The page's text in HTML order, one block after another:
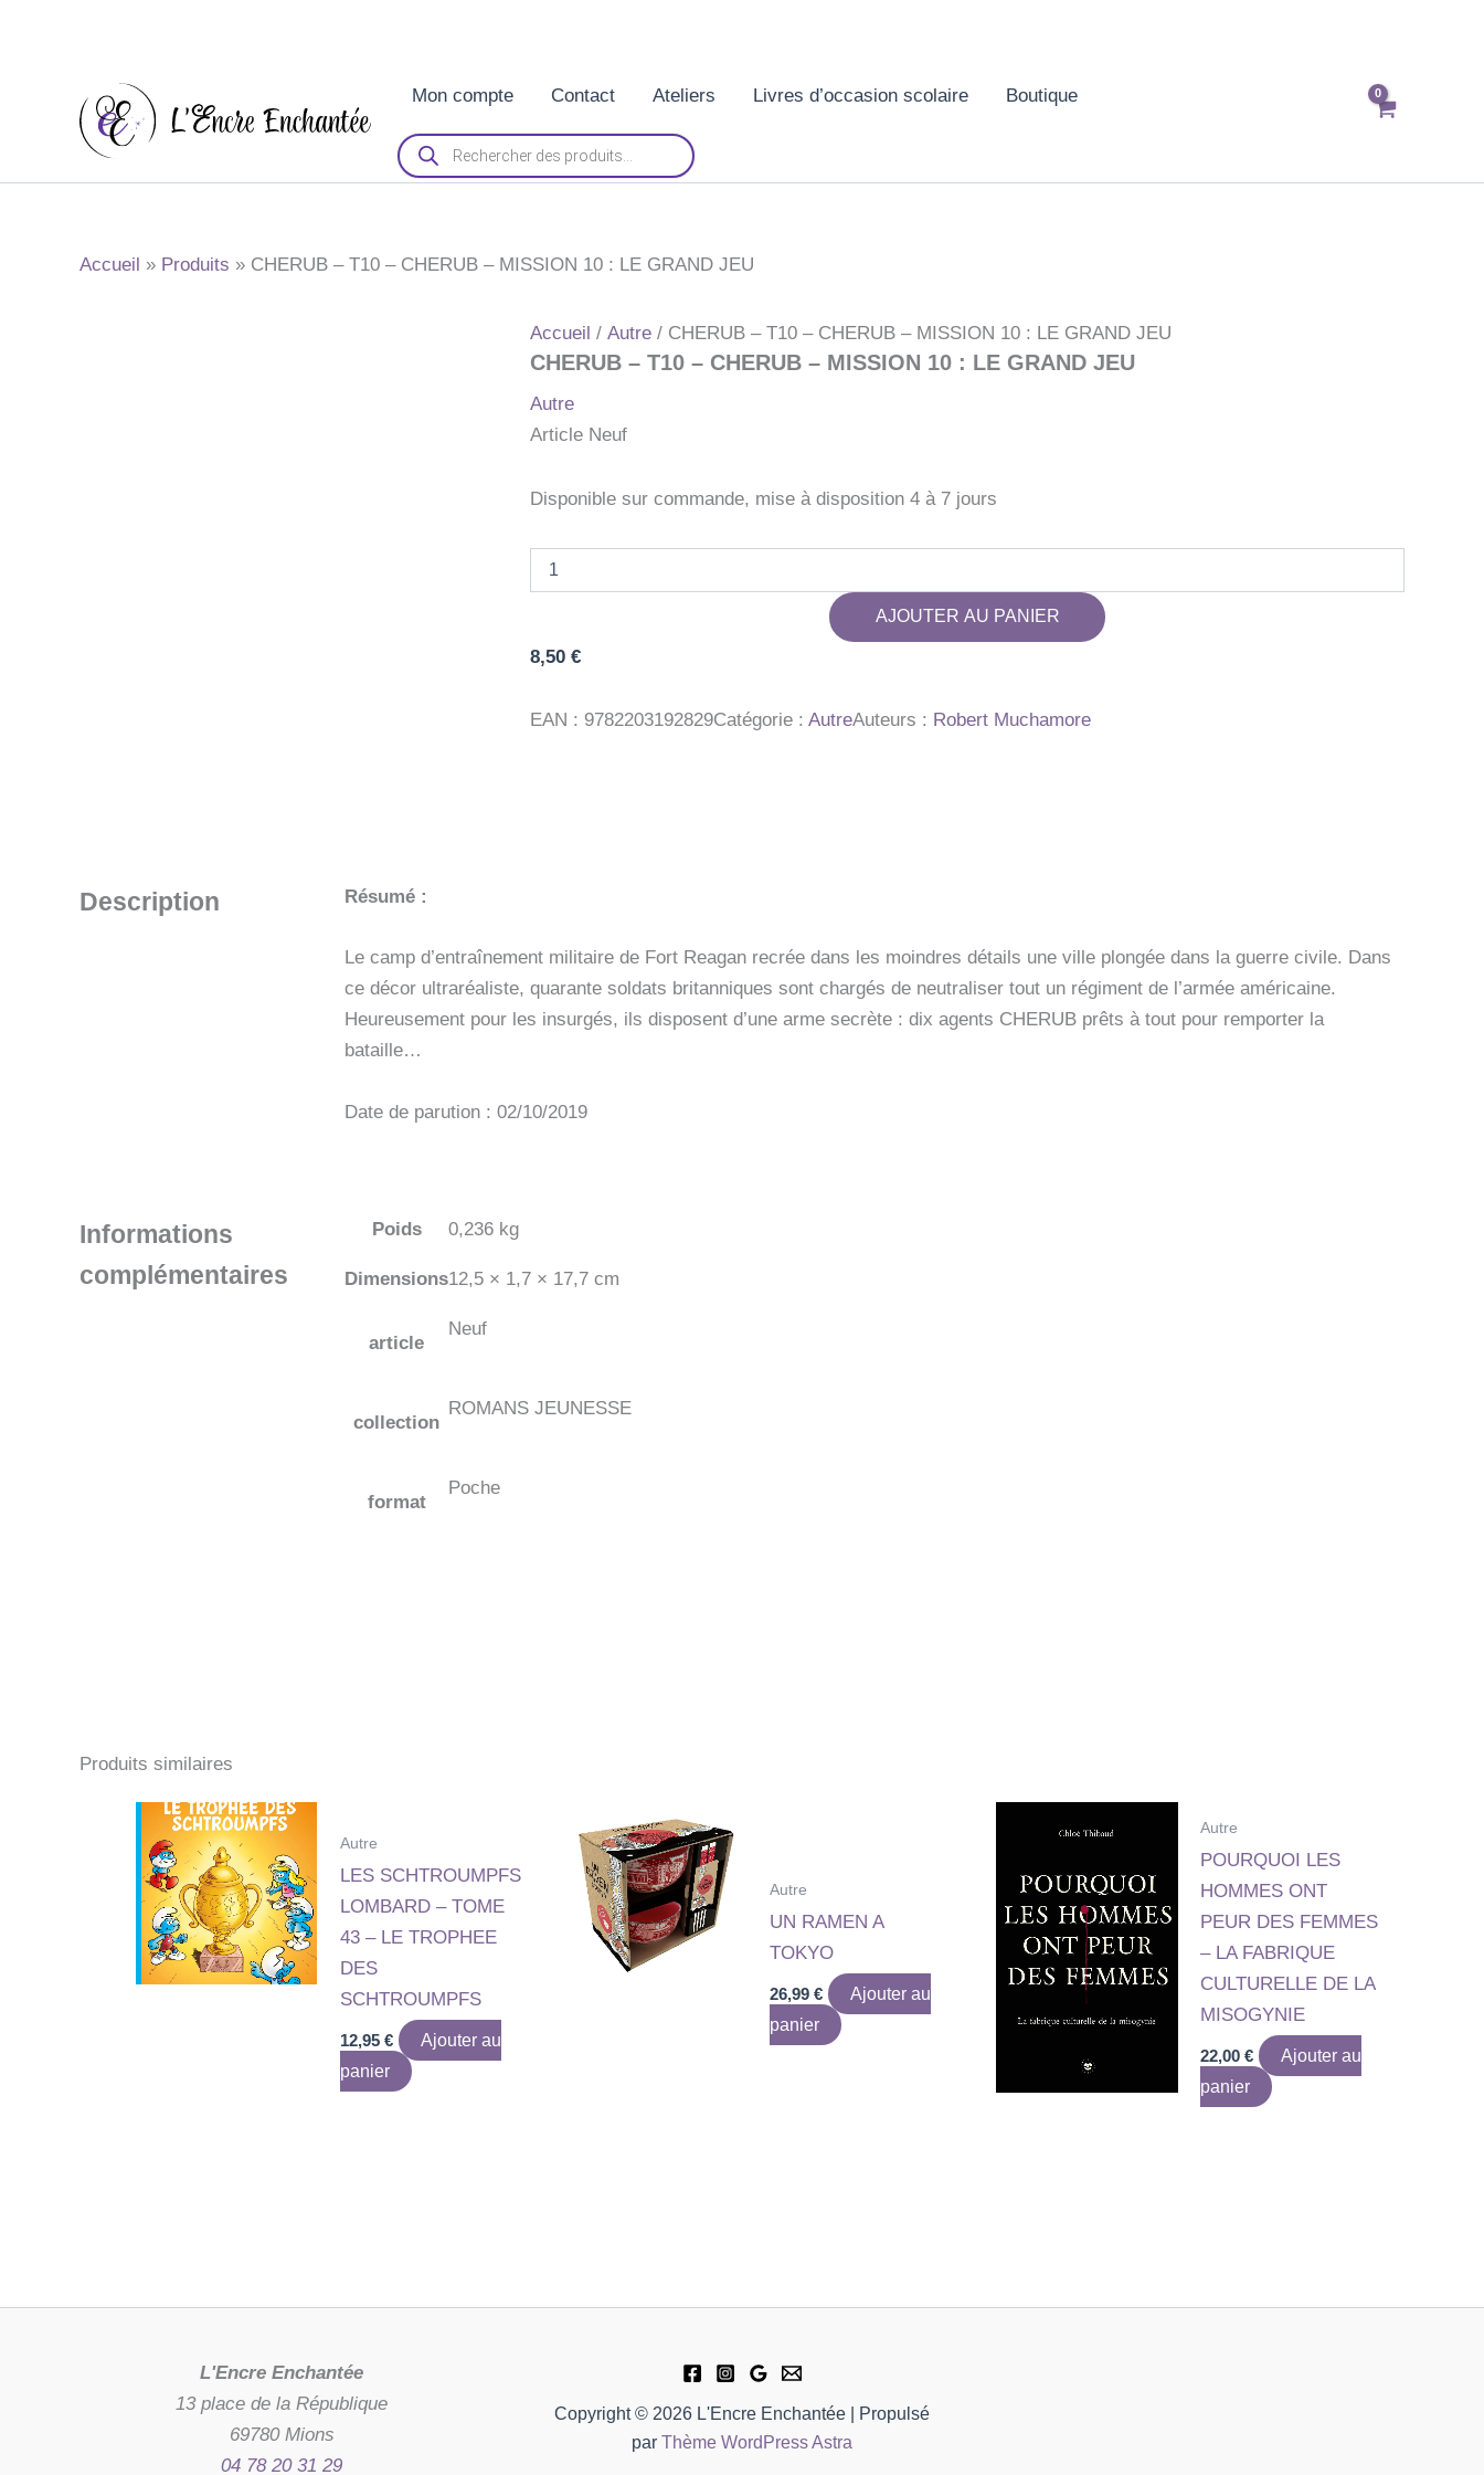
Mon compte Contact Ateliers Livres d’occasion scolaire Boutique
Recherche
de
produits
Accueil Produits CHERUB – T10 – CHERUB – MISSION 10 : LE GRAND JEU
Accueil / Autre / CHERUB – T10 – CHERUB – MISSION 10 : LE GRAND JEU
CHERUB – T10 – CHERUB – MISSION 10 : LE GRAND JEU
Autre
Article Neuf
Disponible sur commande, mise à disposition 4 à 7 jours
T10
-
-
AJOUTER AU PANIER
8,50 €
EAN : 9782203192829Catégorie : AutreAuteurs : Robert Muchamore
Description Résumé :
Le camp d’entraînement militaire de Fort Reagan recrée dans les moindres détails une ville plongée dans la guerre civile. Dans
ce décor ultraréaliste, quarante soldats britanniques sont chargés de neutraliser tout un régiment de l’armée américaine.
Heureusement pour les insurgés, ils disposent d’une arme secrète : dix agents CHERUB prêts à tout pour remporter la
bataille…
Date de parution : 02/10/2019
Informations
complémentaires
Poids 0,236 kg
Dimensions12,5 × 1,7 × 17,7 cm
article
Neuf
collection
ROMANS JEUNESSE
format
Poche
Produits similaires
Autre
LES SCHTROUMPFS
LOMBARD – TOME
43 – LE TROPHEE
DES
SCHTROUMPFS
12,95 €
Ajouter au
panier
Autre
UN RAMEN A
TOKYO
26,99€
Ajouter au
panier
Autre
POURQUOI LES
HOMMES ONT
PEUR DES FEMMES
– LA FABRIQUE
CULTURELLE DE LA
MISOGYNIE
22,00€
Ajouter au
panier
L'Encre Enchantée
13 place de la République
69780 Mions
04 78 20 31 29
Copyright © 2026 L'Encre Enchantée | Propulsé
par Thème WordPress Astra